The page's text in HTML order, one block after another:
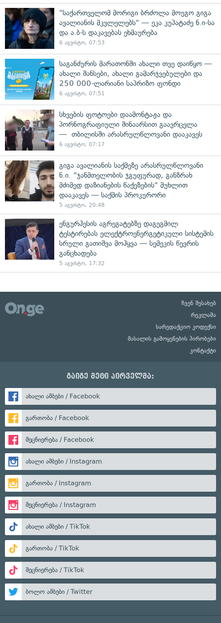
"საქართველომ მორიგი ბრძოლა მოუგო გიგა
ავალიანის მკვლელებს" — ეკა კუპატაძე ნ.ი-სა
და ა.ბ-ს დაკავებას ეხმაურება
6 აგვისტო, 07:53
საგანძურის მარათონში ახალი თვე დაიწყო —
ახალი შანსები, ახალი გამარჯვებულები და
250 000-ლარიანი საპრიზო ფონდი
6 აგვისტო, 07:51
სხვების ფოტოები დაამონტაჟა და
პორნოგრაფიული შინაარსით გაავრცელა
— თბილისში არასრულწლოვანი დააკავეს
6 აგვისტო, 07:17
გიგა ავალიანის საქმეზე არასრულწლოვანი
ნ.ი. "ჯანმთელობის ჯგუფურად, განზრახ
მძიმედ დაზიანების წაქეზების" მუხლით
დააკავეს — საქმის პროკურორი
5 აგვისტო, 20:48
ენგურჰესის აგრეგატებზე დაგეგმილ
ტესტირებას ელექტროენერგეტიკული სისტემის
სრული გათიშვა მოჰყვა — სემეკის წევრის
განცხადება
5 აგვისტო, 17:32
ჩვენ შესახებ
რეკლამა
სარედაქციო კოდექსი
მასალის გამოყენების პირობები
კონტაქტი
გაიგე მეტი პირველმა:
ახალი ამბები / Facebook
გართობა / Facebook
მეცნიერება / Facebook
ახალი ამბები / Instagram
გართობა / Instagram
მეცნიერება / Instagram
ახალი ამბები / TikTok
გართობა / TikTok
მეცნიერება / TikTok
ბოლო ამბები / Twitter